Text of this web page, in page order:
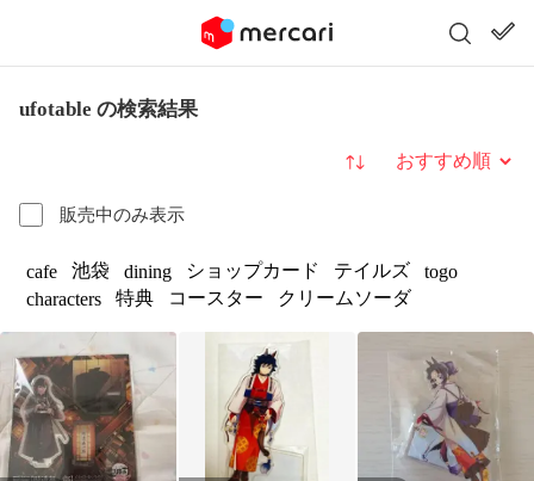
ufotable の検索結果
販売中のみ表示
並び替え
cafe 池袋 dining ショップカード テイルズ
togo
characters
特典 コースター クリームソーダ